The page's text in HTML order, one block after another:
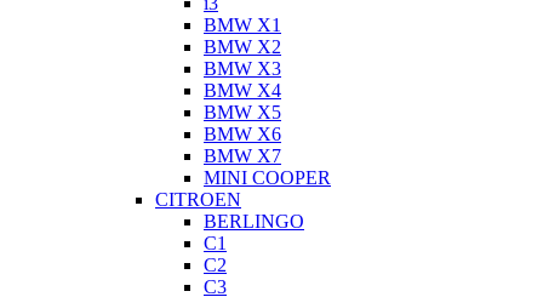
BMW X1
BMW X2
BMW X3
BMW X4
BMW X5
BMW X6
BMW X7
MINI COOPER
CITROEN
BERLINGO
C1
C2
C3